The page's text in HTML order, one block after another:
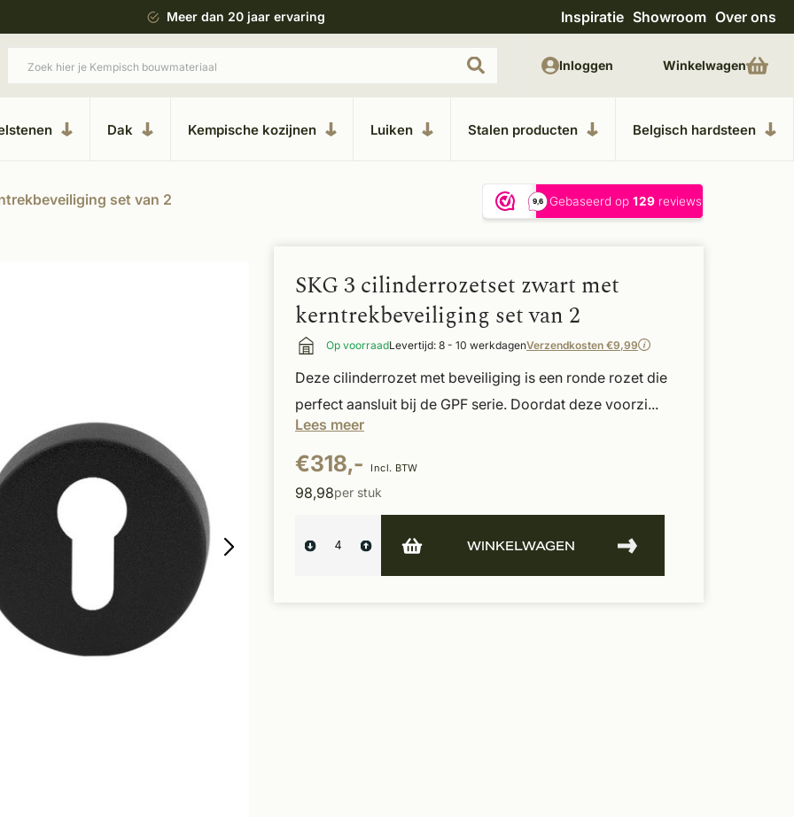
bouwstijl Meer dan 20 jaar ervaring Uitgebreide showroom in Kesteren Unieke
Inspiratie Showroom Over ons
Dak Kempische kozijnen Luiken Stalen producten Belgisch hardsteen
Inloggen Winkelwagen
set van 2
SKG 3 cilinderrozetset zwart met
kerntrekbeveiliging set van 2
Op voorraadLevertijd: 8 - 10 werkdagenVerzendkosten €9,99
Deze cilinderrozet met beveiliging is een ronde rozet die
perfect aansluit bij de GPF serie. Doordat deze voorzi...
Lees meer
€318,- Incl. BTW
98,98per stuk
WINKELWAGEN